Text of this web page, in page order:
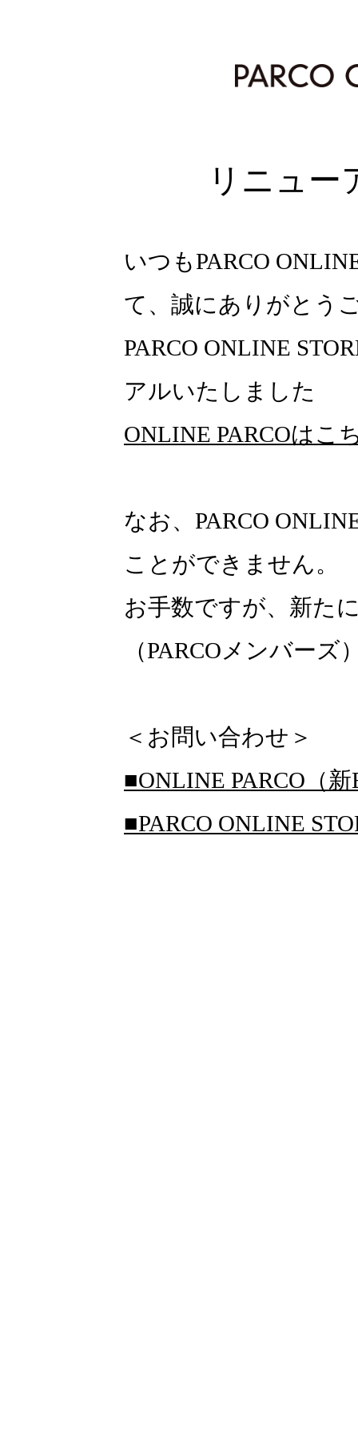
リニュー
いつもPARCO
て、誠にありがとう
PARCO ONLINE
アルいたしました
ONLINE PARCOはこ
なお、PARCO
ことができません。
お手数ですが、新た
（PARCOメンバー
＜お問い合わせ＞
■ONLINE PARCO（新
■PARCO ONLINE